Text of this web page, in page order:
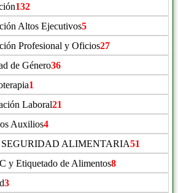
132
Altos Ejecutivos5
Profesional y Oficios27
de Género36
1
Laboral21
Auxilios4
ALIMENTARIA51
y Etiquetado de Alimentos8
3